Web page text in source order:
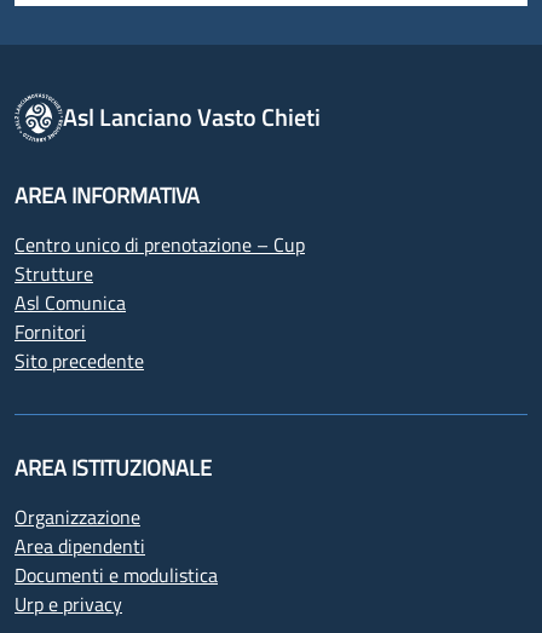
Asl Lanciano Vasto Chieti
AREA INFORMATIVA
Centro unico di prenotazione – Cup
Strutture
Asl Comunica
Fornitori
Sito precedente
AREA ISTITUZIONALE
Organizzazione
Area dipendenti
Documenti e modulistica
Urp e privacy